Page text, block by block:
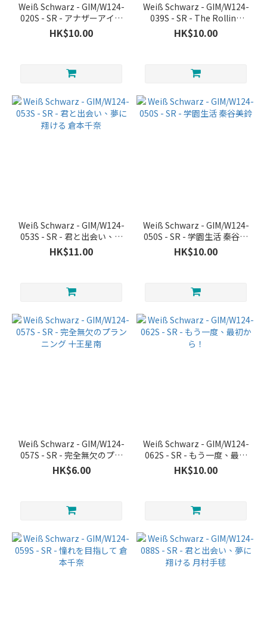
Weiß Schwarz - GIM/W124-
020S - SR - アナザーアイド
ル’24 祭 倉本千奈
HK$10.00
Weiß Schwarz - GIM/W124-
039S - SR - The Rolling
Riceball 花海佑芽
HK$10.00
Weiß Schwarz - GIM/W124-
053S - SR - 君と出会い、夢
に翔ける 倉本千奈
HK$11.00
Weiß Schwarz - GIM/W124-
050S - SR - 学園生活 秦谷美
鈴
HK$10.00
Weiß Schwarz - GIM/W124-
057S - SR - 完全無欠のプラ
ンニング 十王星南
HK$6.00
Weiß Schwarz - GIM/W124-
062S - SR - もう一度、最初
から！
HK$10.00